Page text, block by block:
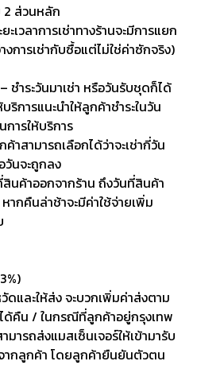
2 ส่วนหลัก
ะเวลาการเช่าทางร้านจะมีการแยก
งการเช่ากับซื้อแต่ไม่ใช่ค่าซักจริง)
ชำระวันมาเช่า หรือวันรับชุดก็ได้
ริการแนะนำให้ลูกค้าชำระในวัน
ารให้บริการ
าสามารถเลือกได้ว่าจะเช่ากี่วัน
วันจะถูกลง
นค้าออกจากร้าน ถึงวันที่สินค้า
ากคืนล่าช้าจะมีค่าใช้จ่ายเพิ่ม
และให้ส่ง จะบวกเพิ่มค่าส่งตาม
ด้คืน / ในกรณีที่ลูกค้าอยู่กรุงเทพ
ารถส่งแมสเซ็นเจอร์ให้เข้ามารับ
ากลูกค้า โดยลูกค้ายืนยันตัวตน